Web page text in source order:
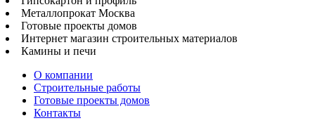
Металлопрокат Москва
Готовые проекты домов
Интернет магазин строительных материалов
Камины и печи
О компании
Строительные работы
Готовые проекты домов
Контакты